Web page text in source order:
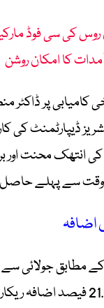
کا امکان روشن
کامیابی پر ڈاکٹر
ڈیپارٹمنٹ کی
انتھک محنت اور
وقت سے پہلے حاصل
اضافہ
مطابق جولائی
فشریز برآمدات میں 21.6 فیصد